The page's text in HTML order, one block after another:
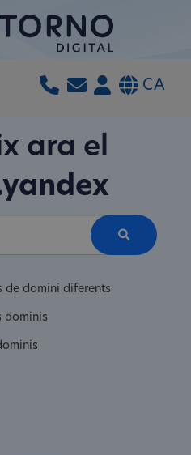
CA
ara el
de domini diferents
dominis